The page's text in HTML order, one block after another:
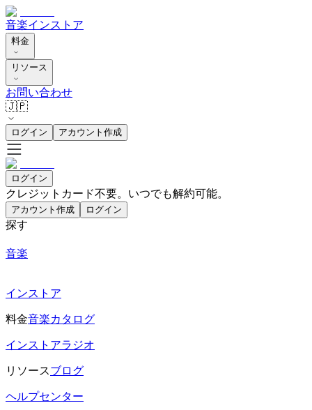
音楽インストア
料金
リソース
お問い合わせ
🇯🇵
ログイン アカウント作成
ログイン
クレジットカード不要。いつでも解約可能。
アカウント作成 ログイン
探す
音楽
インストア
料金音楽カタログ
インストアラジオ
リソースブログ
ヘルプセンター